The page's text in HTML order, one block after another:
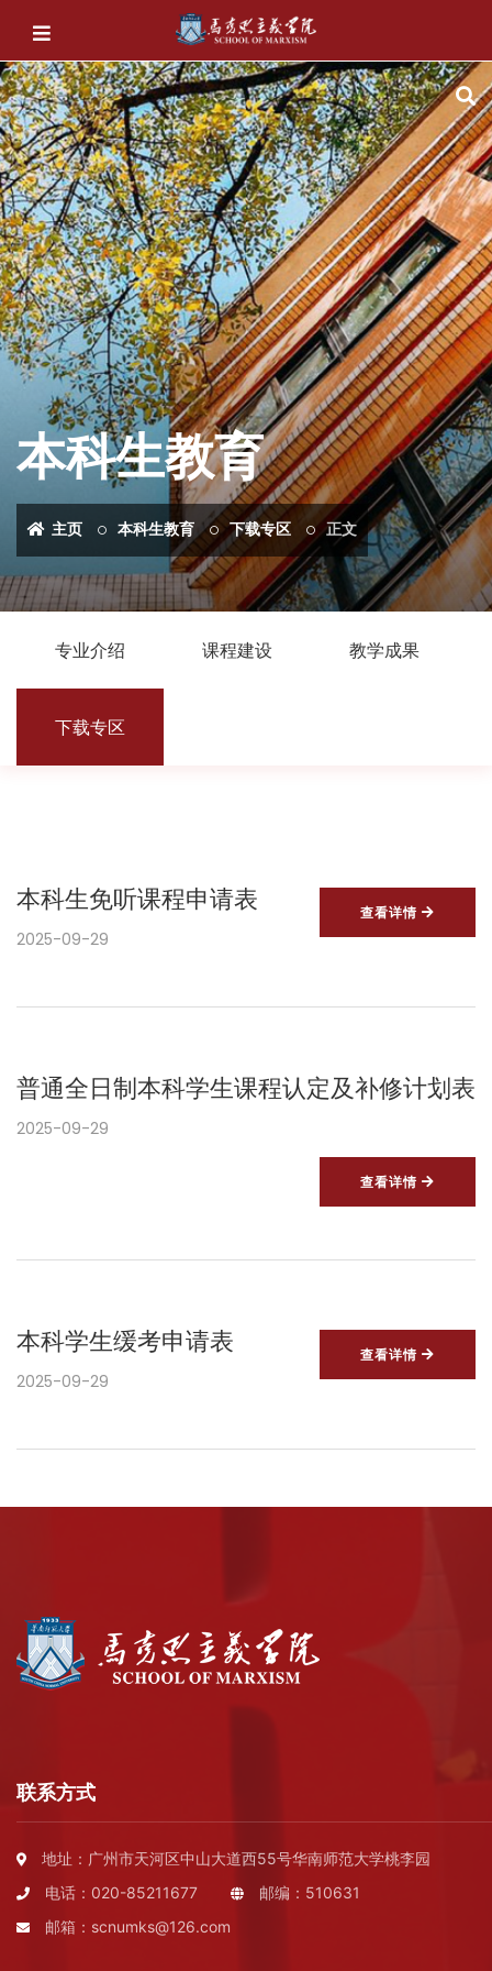
本科生教育
主页 本科生教育 下载专区 正文
专业介绍 课程建设 教学成果
下载专区
本科生免听课程申请表
2025-09-29
查看详情
普通全日制本科学生课程认定及补修计划表
2025-09-29
查看详情
本科学生缓考申请表
2025-09-29
查看详情
联系方式
地址：广州市天河区中山大道西55号华南师范大学桃李园
电话：020-85211677
邮编：510631
邮箱：scnumks@126.com